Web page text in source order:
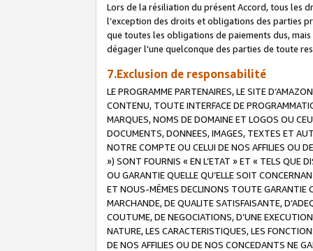
Lors de la résiliation du présent Accord, tous les
l’exception des droits et obligations des parties
que toutes les obligations de paiements dus,
dégager l'une quelconque des parties de toute
7.Exclusion de responsabilité
LE PROGRAMME PARTENAIRES, LE SITE
CONTENU, TOUTE INTERFACE DE
MARQUES, NOMS DE DOMAINE ET LOGOS OU
DOCUMENTS, DONNEES, IMAGES, TEXTES ET
NOTRE COMPTE OU CELUI DE NOS AFFILIES OU
») SONT FOURNIS « EN L’ETAT » ET « TELS QUE
OU GARANTIE QUELLE QU’ELLE SOIT
ET NOUS-MÊMES DECLINONS TOUTE GARANTIE
MARCHANDE, DE QUALITE SATISFAISANTE,
COUTUME, DE NEGOCIATIONS, D’UNE
NATURE, LES CARACTERISTIQUES, LES
DE NOS AFFILIES OU DE NOS CONCEDANTS NE